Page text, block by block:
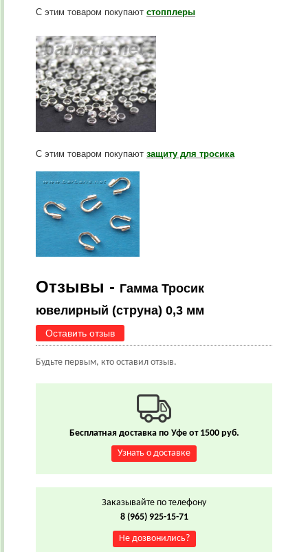
С этим товаром покупают стопплеры
С этим товаром покупают защиту для тросика
Отзывы - Гамма Тросик
ювелирный (струна) 0,3 мм
Оставить отзыв
Будьте первым, кто оставил отзыв.
Бесплатная доставка по Уфе от 1500 руб.
Узнать о доставке
Заказывайте по телефону
8 (965) 925-15-71
Не дозвонились?